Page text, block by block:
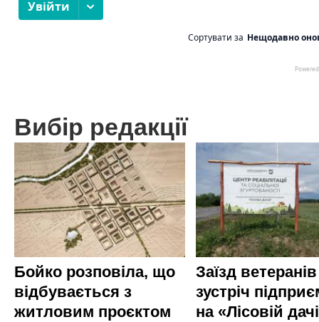
Вибір редакції
Бойко розповіла, що
відбувається з
житловим проєктом
Заїзд
зустріч
на «Лісовій